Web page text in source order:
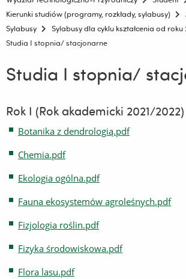
Kierunki studiów (programy, rozkłady, sylabusy)
Sylabusy
Sylabusy dla cyklu kształcenia od roku
Studia I stopnia/ stacjonarne
Studia I stopnia/
Rok I (Rok akademicki 2021/2022)
Botanika z dendrologią.pdf
Chemia.pdf
Ekologia ogólna.pdf
Fauna ekosystemów agroleśnych.pdf
Fizjologia roślin.pdf
Fizyka środowiskowa.pdf
Flora lasu.pdf